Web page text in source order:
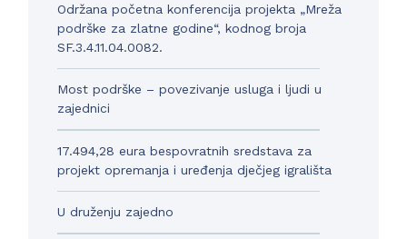
Održana početna konferencija projekta „Mreža
podrške za zlatne godine“, kodnog broja
SF.3.4.11.04.0082.
Most podrške – povezivanje usluga i ljudi u
zajednici
17.494,28 eura bespovratnih sredstava za
projekt opremanja i uređenja dječjeg igrališta
U druženju zajedno